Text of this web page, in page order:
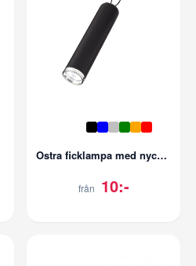
Ostra ficklampa med nyckelring och karbinhake
från 10:-